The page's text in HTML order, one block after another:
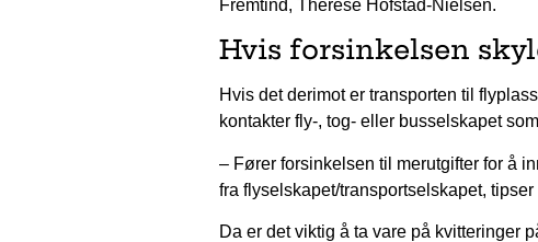
Fremtind, Therese Hofstad-Nielsen.
Hvis forsinkelsen
Hvis det derimot er transporten til
kontakter fly-, tog- eller busselskapet
– Fører forsinkelsen til merutgifter for å
fra flyselskapet/transportselskapet,
Da er det viktig å ta vare på kvitteringer